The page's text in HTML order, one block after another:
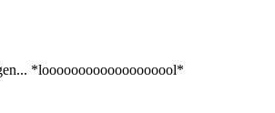
*looooooooooooooooool*